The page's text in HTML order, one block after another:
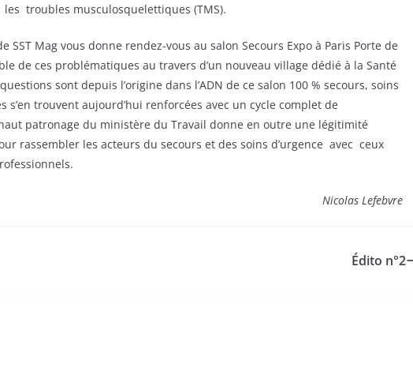
troubles musculosquelettiques (TMS).
SST Mag vous donne rendez-vous au salon Secours Expo à Paris Porte de
de ces problématiques au travers d’un nouveau village dédié à la Santé
sont depuis l’origine dans l’ADN de ce salon 100 % secours, soins
s’en trouvent aujourd’hui renforcées avec un cycle complet de
patronage du ministère du Travail donne en outre une légitimité
rassembler les acteurs du secours et des soins d’urgence avec ceux
Nicolas Lefebvre
Édito n°2